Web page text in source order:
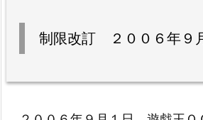
制限改訂 ２００６年９